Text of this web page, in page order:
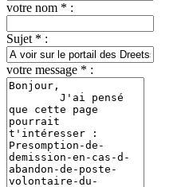
votre nom * :
Sujet * :
votre message * :